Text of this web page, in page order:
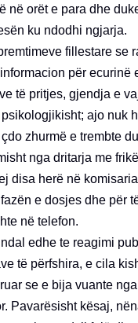
në orët e para dhe
ku ndodhi ngjarja.
fillestare se
për ecurinë
të pritjes, gjendja e
ajo nuk
zhurmë e trembte
nga dritarja me
disa herë në
e dosjes dhe për
në telefon.
edhe te reagimi
të përfshira, e cila
se e bija vuante
Pavarësisht kësaj,